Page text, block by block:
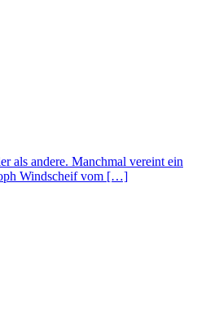
als andere. Manchmal vereint ein
Windscheif vom […]